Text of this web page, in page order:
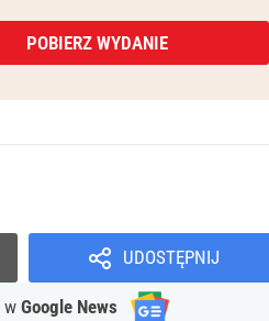
POBIERZ WYDANIE
UDOSTĘPNIJ
w Google News